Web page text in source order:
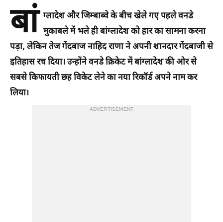
बां ग्लादेश और जिम्बाब्वे के बीच खेले गए पहले वनडे
मुकाबले में भले ही बांग्लादेश को हार का सामना करना
पड़ा, लेकिन तेज गेंदबाजनाहिद राणाने अपनी शानदार गेंदबाजी से
इतिहास रच दिया। उन्होंने वनडे क्रिकेट में बांग्लादेश की ओर से
सबसे किफायती छह विकेट लेने का नया रिकॉर्ड अपने नाम कर
लिया।
ADVERTISEMENT